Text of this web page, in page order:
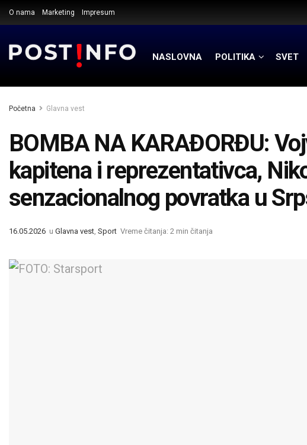
O nama Marketing Impresum
NASLOVNA POLITIKA SVET
Početna Glavna vest
BOMBA NA KARAĐORĐU:
kapitena i reprezentativca,
senzacionalnog povratka u
16.05.2026 u Glavna vest, Sport Vreme čitanja: 2 min čitanja